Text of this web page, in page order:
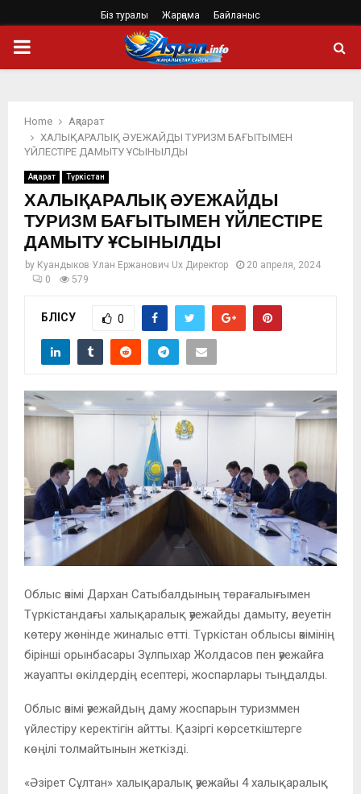
Біз туралы Жарңама Байланыс
PRIMARY
Home
Ақпарат
ХАЛЫҚАРАЛЫҚ ӘУЕЖАЙДЫ ТУРИЗМ БАҒЫТЫМЕН
ҮЙЛЕСТІРЕ ДАМЫТУ ҰСЫНЫЛДЫ
Ақпарат Түркістан
ХАЛЫҚАРАЛЫҚ ӘУЕЖАЙДЫ
ТУРИЗМ БАҒЫТЫМЕН ҮЙЛЕСТІРЕ
ДАМЫТУ ҰСЫНЫЛДЫ
by Куандыков Улан Ержанович Ux Директор
20 апреля, 2024
0
579
БӨЛІСУ 0
Облыс әкімі Дархан Сатыбалдының төрағалығымен
Түркістандағы халықаралық әуежайды дамыту, әлеуетін
көтеру жөнінде жиналыс өтті. Түркістан облысы әкімінің
бірінші орынбасары Зұлпыхар Жолдасов пен әуежайға
жауапты өкілдердің есептері, жоспарлары тыңдалды.
Облыс әкімі әуежайдың даму жоспарын туризммен
үйлестіру керектігін айтты. Қазіргі көрсеткіштерге
көңілі толмайтынын жеткізді.
«Әзірет Сұлтан» халықаралық әуежайы 4 халықаралық